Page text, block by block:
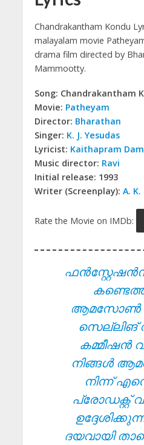
Chandrakantham Kondu
malayalam movie
drama film directed by
Mammootty.
Song: Chandrakantham
Movie: Patheyam
Director: Bharathan
Singer: K. J. Yesudas
Lyricist: Kaithapram
Music director: Ravi
Initial release: 1993
Writer (Screenplay): A.
Rate the Movie on IMDb:
ആമസോൺ
സെല്ലിങ്
കമ്മീഷൻ
നിങ്ങൾ
നിന്ന്
പ്രോഡക്റ്റ്
ദയവായി